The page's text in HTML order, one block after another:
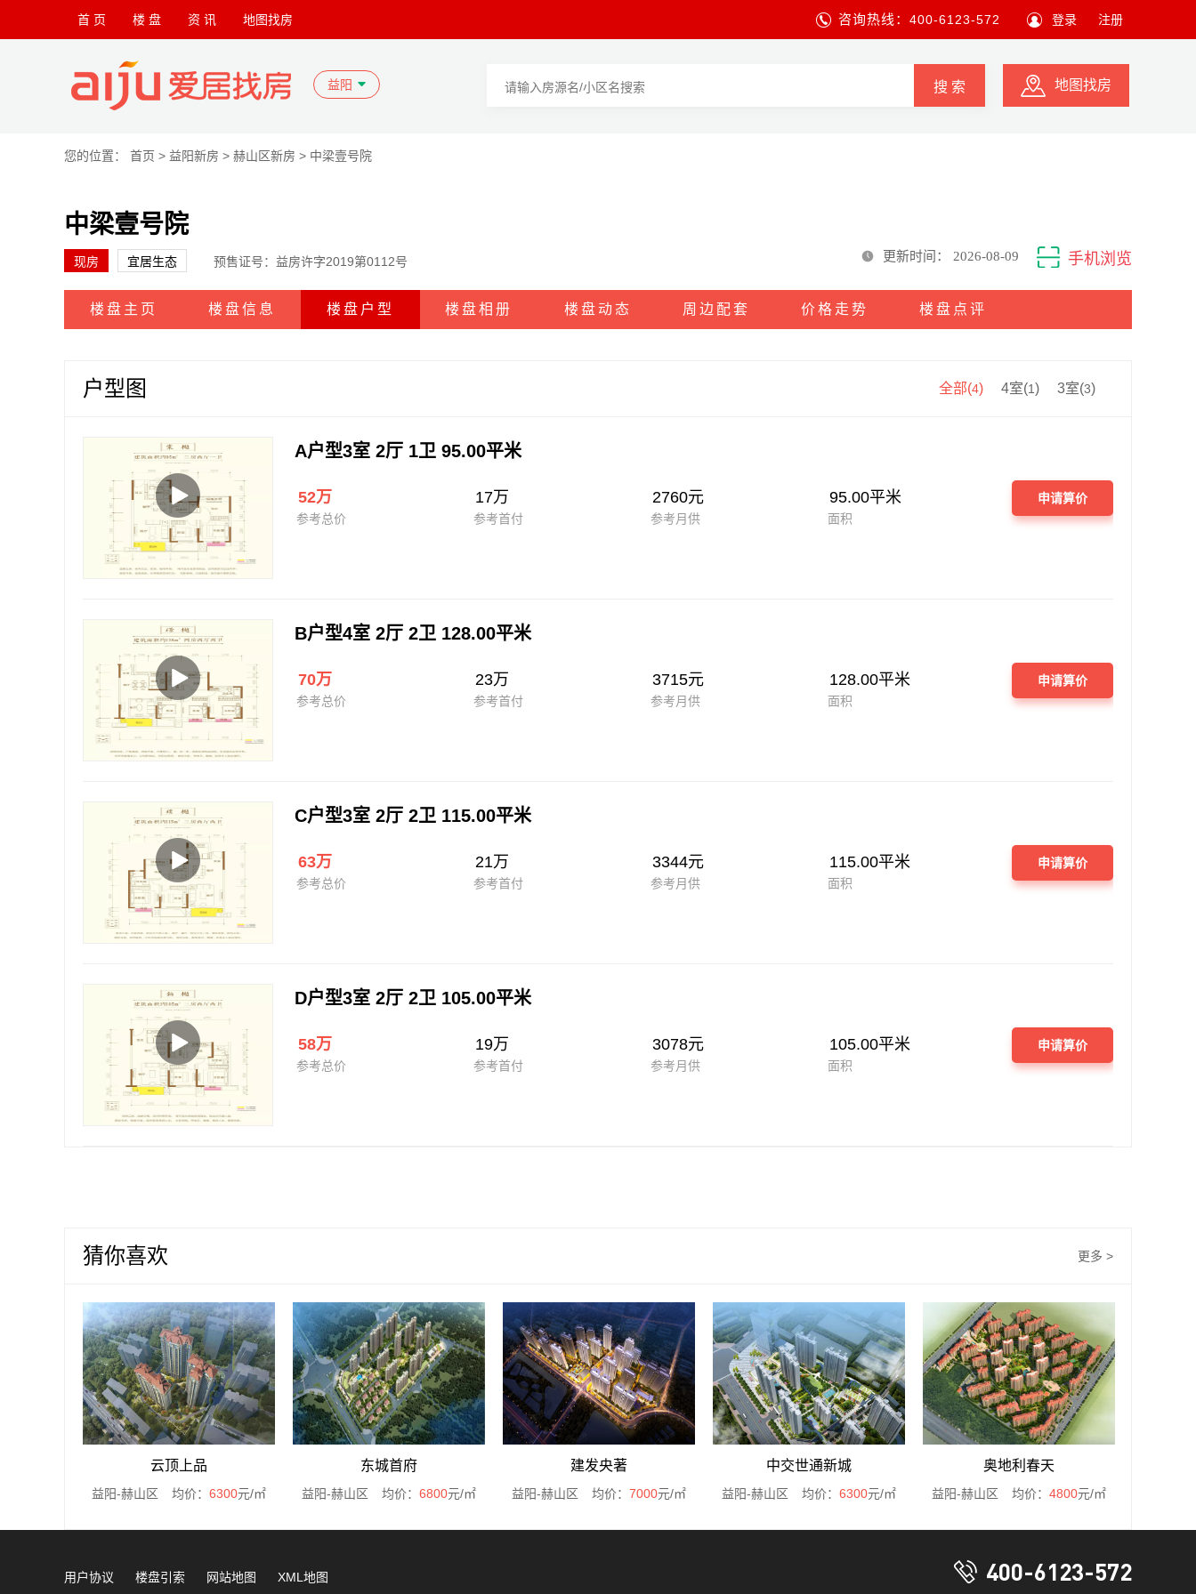
首 页 楼 盘 资 讯 地图找房 咨询热线： 400-6123-572 登录 注册
益阳 搜 索 地图找房
您的位置： 首页 > 益阳新房 > 赫山区新房 > 中梁壹号院
中梁壹号院
现房 宜居生态 预售证号：益房许字2019第0112号 更新时间： 2026-08-09 手机浏览
楼盘主页 楼盘信息 楼盘户型 楼盘相册 楼盘动态 周边配套 价格走势 楼盘点评
户型图 3室(3)
4室(1)
全部(4)
A户型3室 2厅 1卫 95.00平米
52万
参考总价
17万
参考首付
2760元
参考月供
95.00平米
面积
申请算价
B户型4室 2厅 2卫 128.00平米
70万
参考总价
23万
参考首付
3715元
参考月供
128.00平米
面积
申请算价
C户型3室 2厅 2卫 115.00平米
63万
参考总价
21万
参考首付
3344元
参考月供
115.00平米
面积
申请算价
D户型3室 2厅 2卫 105.00平米
58万
参考总价
19万
参考首付
3078元
参考月供
105.00平米
面积
申请算价
猜你喜欢 更多 >
云顶上品
益阳-赫山区 均价： 6300元/㎡
东城首府
益阳-赫山区 均价： 6800元/㎡
建发央著
益阳-赫山区 均价： 7000元/㎡
中交世通新城
益阳-赫山区 均价： 6300元/㎡
奥地利春天
益阳-赫山区 均价： 4800元/㎡
用户协议 楼盘引索 网站地图 XML地图 400-6123-572